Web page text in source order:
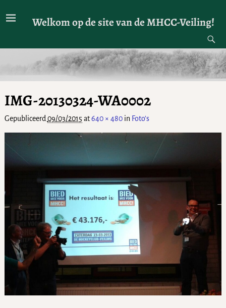
Welkom op de site van de MHCC-Veiling!
IMG-20130324-WA0002
Gepubliceerd 09/03/2015 at640 × 480in Foto’s